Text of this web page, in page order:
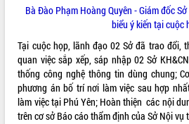
LIÊN KẾT WEB
Bà Đào Phạm Hoàng Quyên - Giám đốc
biểu ý kiến tại cuộc
Tại cuộc họp, lãnh đạo 02 Sở đã trao đổi,
quan việc sắp xếp, sáp nhập 02 Sở
thống công nghệ thông tin dùng chung;
phương án bố trí nơi làm việc sau hợp
làm việc tại Phú Yên; Hoàn thiện các nội
trên cơ sở Báo cáo thẩm định của Sở Nội vụ